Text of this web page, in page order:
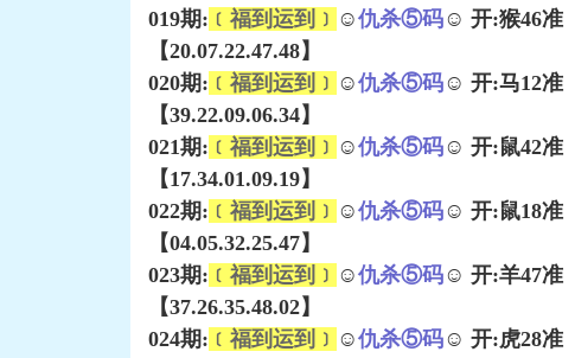
019期: ﹝福到运到﹞ ☺仇杀⑤码☺ 开:猴46准
【20.07.22.47.48】
020期: ﹝福到运到﹞ ☺仇杀⑤码☺ 开:马12准
【39.22.09.06.34】
021期: ﹝福到运到﹞ ☺仇杀⑤码☺ 开:鼠42准
【17.34.01.09.19】
022期: ﹝福到运到﹞ ☺仇杀⑤码☺ 开:鼠18准
【04.05.32.25.47】
023期: ﹝福到运到﹞ ☺仇杀⑤码☺ 开:羊47准
【37.26.35.48.02】
024期: ﹝福到运到﹞ ☺仇杀⑤码☺ 开:虎28准